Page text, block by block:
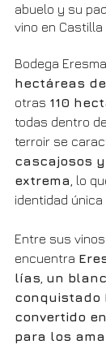
abuelo y su
vino en
Bodega
hectáreas
otras 110
todas dentro de
terroir se
cascajosos
extrema
, lo
identidad única
Entre sus
encuentra
lías un
conquistado
convertido
para los